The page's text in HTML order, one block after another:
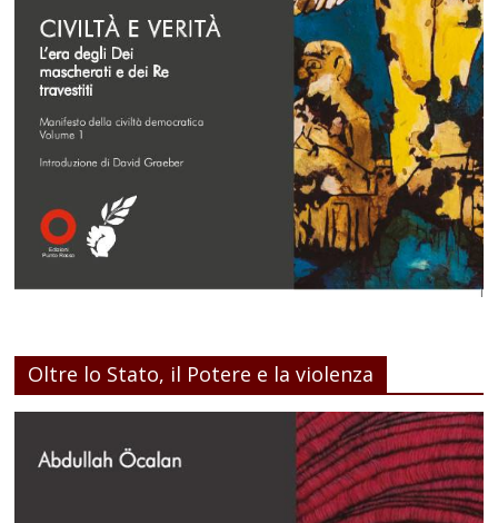
Oltre lo Stato, il Potere e la violenza